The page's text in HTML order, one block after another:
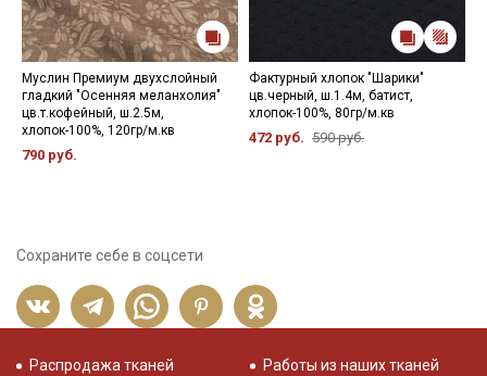
Муслин Премиум двухслойный
гладкий "Осенняя меланхолия"
цв.т.кофейный, ш.2.5м,
хлопок-100%, 120гр/м.кв
790 руб.
Фактурный хлопок "Шарики"
цв.черный, ш.1.4м, батист,
хлопок-100%, 80гр/м.кв
472 руб. 590 руб.
Сохраните себе в соцсети
Распродажа тканей
Работы из наших тканей